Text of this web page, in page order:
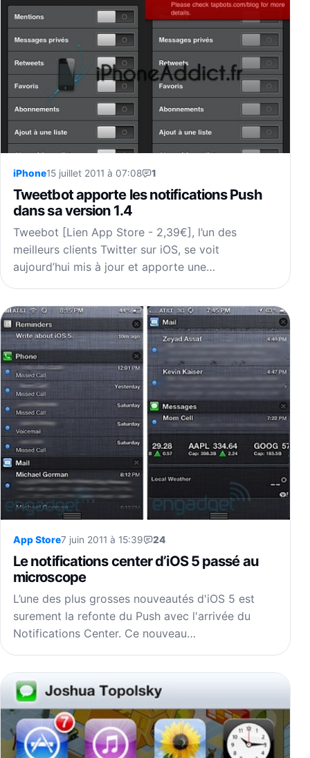
iPhone15 juillet 2011 à 07:08 1
Tweetbot apporte les notifications Push
dans sa version 1.4
Tweebot [Lien App Store - 2,39€], l’un des
meilleurs clients Twitter sur iOS, se voit
aujourd’hui mis à jour et apporte une…
App Store7 juin 2011 à 15:39 24
Le notifications center d’iOS 5 passé au
microscope
L’une des plus grosses nouveautés d'iOS 5 est
surement la refonte du Push avec l'arrivée du
Notifications Center. Ce nouveau…